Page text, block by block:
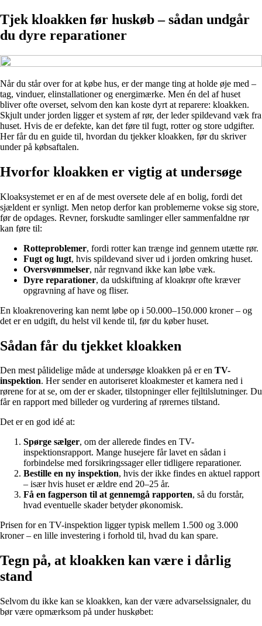
Tjek kloakken før huskøb – sådan undgår
du dyre reparationer
Når du står over for at købe hus, er der mange ting at holde øje med –
tag, vinduer, elinstallationer og energimærke. Men én del af huset
bliver ofte overset, selvom den kan koste dyrt at reparere: kloakken.
Skjult under jorden ligger et system af rør, der leder spildevand væk fra
huset. Hvis de er defekte, kan det føre til fugt, rotter og store udgifter.
Her får du en guide til, hvordan du tjekker kloakken, før du skriver
under på købsaftalen.
Hvorfor kloakken er vigtig at undersøge
Kloaksystemet er en af de mest oversete dele af en bolig, fordi det
sjældent er synligt. Men netop derfor kan problemerne vokse sig store,
før de opdages. Revner, forskudte samlinger eller sammenfaldne rør
kan føre til:
Rotteproblemer, fordi rotter kan trænge ind gennem utætte rør.
Fugt og lugt, hvis spildevand siver ud i jorden omkring huset.
Oversvømmelser, når regnvand ikke kan løbe væk.
Dyre reparationer, da udskiftning af kloakrør ofte kræver
opgravning af have og fliser.
En kloakrenovering kan nemt løbe op i 50.000–150.000 kroner – og
det er en udgift, du helst vil kende til, før du køber huset.
Sådan får du tjekket kloakken
Den mest pålidelige måde at undersøge kloakken på er en TV-
inspektion. Her sender en autoriseret kloakmester et kamera ned i
rørene for at se, om der er skader, tilstopninger eller fejltilslutninger. Du
får en rapport med billeder og vurdering af rørernes tilstand.
Det er en god idé at:
Spørge sælger, om der allerede findes en TV-
inspektionsrapport. Mange husejere får lavet en sådan i
forbindelse med forsikringssager eller tidligere reparationer.
Bestille en ny inspektion, hvis der ikke findes en aktuel rapport
– især hvis huset er ældre end 20–25 år.
Få en fagperson til at gennemgå rapporten, så du forstår,
hvad eventuelle skader betyder økonomisk.
Prisen for en TV-inspektion ligger typisk mellem 1.500 og 3.000
kroner – en lille investering i forhold til, hvad du kan spare.
Tegn på, at kloakken kan være i dårlig
stand
Selvom du ikke kan se kloakken, kan der være advarselssignaler, du
bør være opmærksom på under huskøbet: